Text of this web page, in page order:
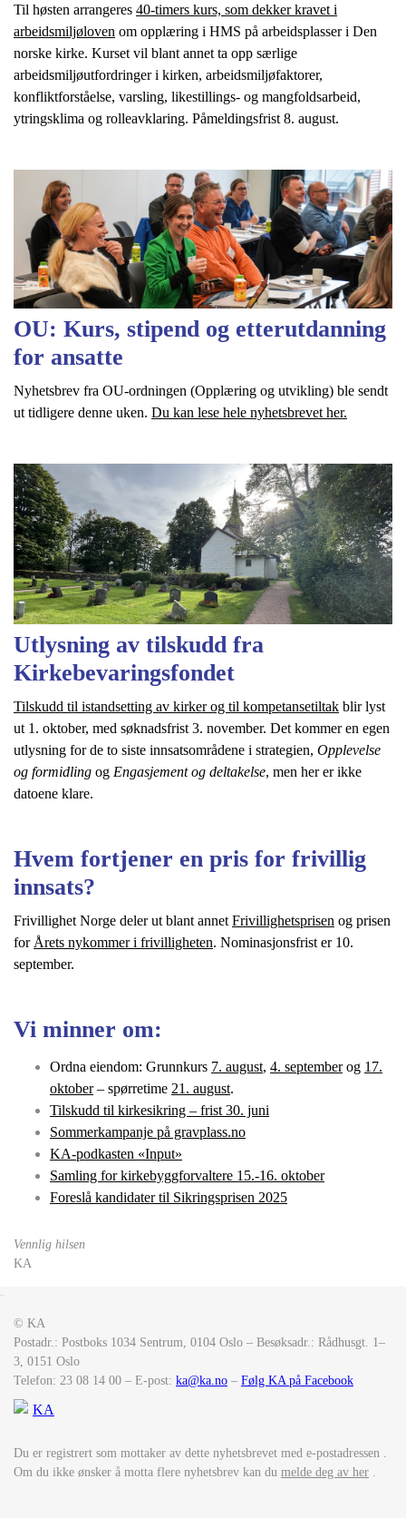
Til høsten arrangeres 40-timers kurs, som dekker kravet i
arbeidsmiljøloven om opplæring i HMS på arbeidsplasser i Den
norske kirke. Kurset vil blant annet ta opp særlige
arbeidsmiljøutfordringer i kirken, arbeidsmiljøfaktorer,
konfliktforståelse, varsling, likestillings- og mangfoldsarbeid,
ytringsklima og rolleavklaring. Påmeldingsfrist 8. august.
OU: Kurs, stipend og etterutdanning
for ansatte
Nyhetsbrev fra OU-ordningen (Opplæring og utvikling) ble sendt
ut tidligere denne uken. Du kan lese hele nyhetsbrevet her.
Utlysning av tilskudd fra
Kirkebevaringsfondet
Tilskudd til istandsetting av kirker og til kompetansetiltak blir lyst
ut 1. oktober, med søknadsfrist 3. november. Det kommer en egen
utlysning for de to siste innsatsområdene i strategien, Opplevelse
og formidling og Engasjement og deltakelse, men her er ikke
datoene klare.
Hvem fortjener en pris for frivillig
innsats?
Frivillighet Norge deler ut blant annet Frivillighetsprisen og prisen
for Årets nykommer i frivilligheten. Nominasjonsfrist er 10.
september.
Vi minner om:
Ordna eiendom: Grunnkurs 7. august, 4. septemberog 17.
oktober– spørretime 21. august.
Tilskudd til kirkesikring – frist 30. juni
Sommerkampanje på gravplass.no
KA-podkasten «Input»
Samling for kirkebyggforvaltere 15.-16. oktober
Foreslå kandidater til Sikringsprisen 2025
Vennlig hilsen
KA
© KA
Postadr.: Postboks 1034 Sentrum, 0104 Oslo – Besøksadr.: Rådhusgt. 1–
3, 0151 Oslo
Telefon: 23 08 14 00 – E-post: ka@ka.no – Følg KA på Facebook
Du er registrert som mottaker av dette nyhetsbrevet med e-postadressen .
Om du ikke ønsker å motta flere nyhetsbrev kan du melde deg av her .